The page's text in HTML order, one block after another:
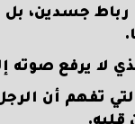
جسدين، بل
لا يرفع صوته
تفهم أن